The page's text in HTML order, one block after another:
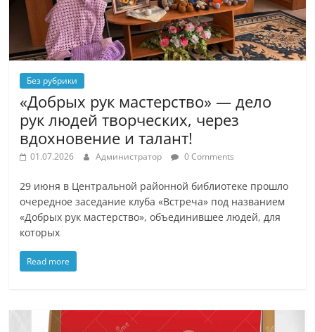
Без рубрики
«Добрых рук мастерство» — дело
рук людей творческих, через
вдохновение и талант!
01.07.2026 Администратор 0 Comments
29 июня в Центральной районной библиотеке прошло
очередное заседание клуба «Встреча» под названием
«Добрых рук мастерство», объединившее людей, для
которых
Read more